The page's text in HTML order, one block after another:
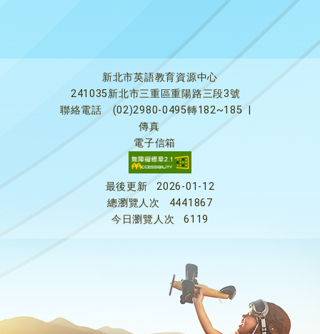
新北市英語教育資源中心
241035新北市三重區重陽路三段3號
聯絡電話
(02)2980-0495轉182~185
傳真
電子信箱
最後更新
2026-01-12
總瀏覽人次
4441867
今日瀏覽人次
6119